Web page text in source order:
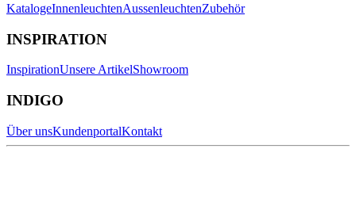
KatalogeInnenleuchtenAussenleuchtenZubehör
INSPIRATION
InspirationUnsere ArtikelShowroom
INDIGO
Über unsKundenportalKontakt